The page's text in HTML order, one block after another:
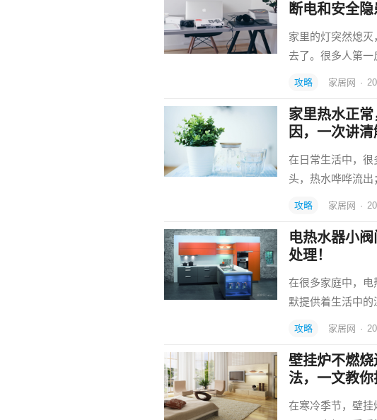
断电和安全隐
家里的灯突然熄
去了。很多人第
攻略 家居网 ·
家里热水正
因，一次讲清
在日常生活中，
头，热水哗哗流
攻略 家居网 ·
电热水器小
处理！
在很多家庭中，
默提供着生活中
攻略 家居网 ·
壁挂炉不燃
法，一文教你
在寒冷季节，壁